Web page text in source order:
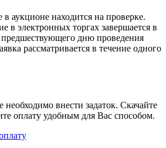
в аукционе находится на проверке.
в электронных торгах завершается в
предшествующего дню проведения
рассматривается в течение одного
необходимо внести задаток. Скачайте
оплату удобным для Вас способом.